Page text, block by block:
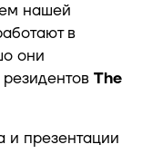
нашей
в
они
The
и презентации